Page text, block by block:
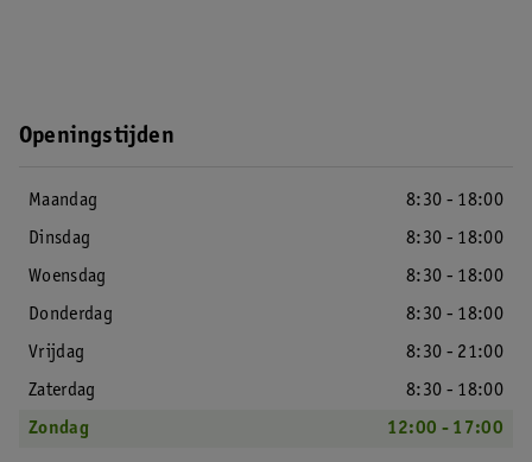
Openingstijden
Maandag
8:30 - 18:00
Dinsdag
8:30 - 18:00
Woensdag
8:30 - 18:00
Donderdag
8:30 - 18:00
Vrijdag
8:30 - 21:00
Zaterdag
8:30 - 18:00
Zondag
12:00 - 17:00